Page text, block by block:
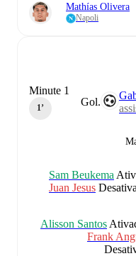
Mathías Olivera
Napoli
Gol.
Minute 1
1‎’‎
Sam Beukema
Juan Jesus
Alisson Santos
Frank